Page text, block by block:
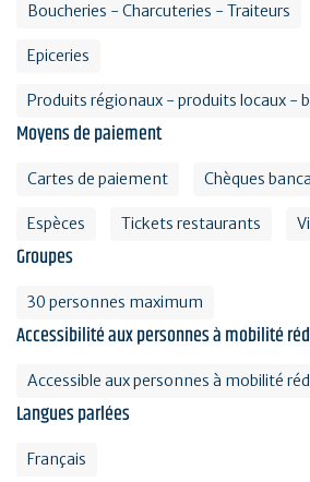
Boucheries - Charcuteries - Traiteurs
Epiceries
Produits régionaux - produits locaux -
Moyens de paiement
Cartes de paiement Chèques
Espèces Tickets restaurants
Groupes
30 personnes maximum
Accessibilité aux personnes à mobilité
Accessible aux personnes à mobilité
Langues parlées
Français